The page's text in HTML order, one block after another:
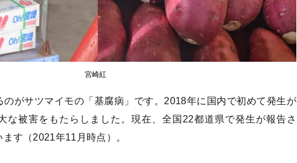
宮崎紅
のがサツマイモの「基腐病」です。2018年に国内で初めて発生が
な被害をもたらしました。現在、全国22都道県で発生が報告さ
す（2021年11月時点）。